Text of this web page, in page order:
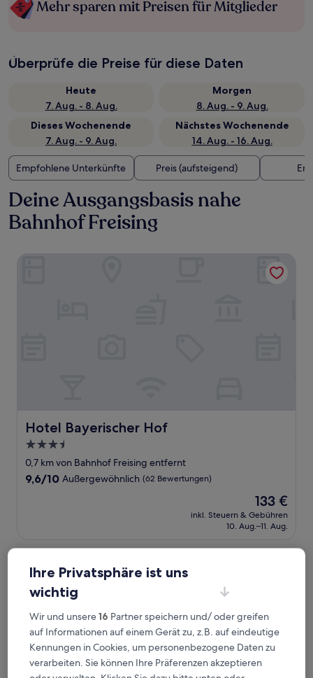
Mehr sparen mit Preisen für Mitglieder
Überprüfe die Preise für diese Daten
Heute
7. Aug. - 8. Aug.
Morgen
8. Aug. - 9. Aug.
Dieses Wochenende
7. Aug. - 9. Aug.
Nächstes Wochenende
14. Aug. - 16. Aug.
Empfohlene Unterkünfte Preis (aufsteigend)
Deine Ausgangsbasis nahe
Bahnhof Freising
Hotel Bayerischer Hof
Hotel Bayerischer Hof
3.5-
Sterne-
Unterkunft
0,7 km von Bahnhof Freising entfernt
9.6
9,6/10 Außergewöhnlich (62 Bewertungen)
Der
Preis
beträgt
133 €
inkl. Steuern & Gebühren
10. Aug.–11. Aug.
Ihre Privatsphäre ist uns
wichtig
Wir und unsere16 Partner speichern und/ oder greifen
auf Informationen auf einem Gerät zu, z.B. auf eindeutige
Kennungen in Cookies, um personenbezogene Daten zu
verarbeiten. Sie können Ihre Präferenzen akzeptieren